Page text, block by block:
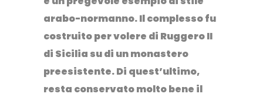
arabo-normanno. Il complesso fu
costruito per volere di Ruggero II
di Sicilia su di un monastero
preesistente. Di quest’ultimo,
resta conservato molto bene il